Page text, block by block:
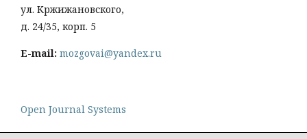
ул. Кржижановского,
д. 24/35, корп. 5
E-mail: mozgovai@yandex.ru
Open Journal Systems